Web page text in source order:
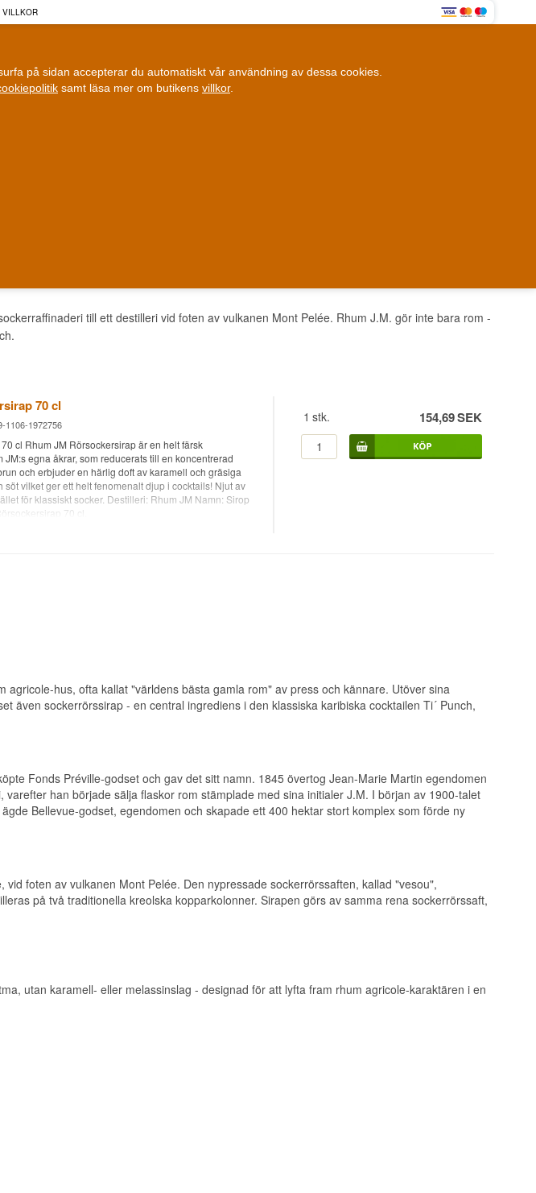
på sidan accepterar du automatiskt vår användning av dessa cookies.
samt läsa mer om butikens villkor.
VILLKOR
till ett destilleri vid foten av vulkanen Mont Pelée. Rhum J.M. gör inte bara rom -
70 cl
1106-1972756
cl Rhum JM Rörsockersirap är en helt färsk
egna åkrar, som reducerats till en koncentrerad
och erbjuder en härlig doft av karamell och gräsiga
söt vilket ger ett helt fenomenalt djup i cocktails! Njut av
för klassiskt socker. Destilleri: Rhum JM Namn: Sirop
70 cl.
1 stk. 154,69SEK
agricole-hus, ofta kallat "världens bästa gamla rom" av press och kännare. Utöver sina
även sockerrörssirap - en central ingrediens i den klassiska karibiska cocktailen Ti´ Punch,
Fonds Préville-godset och gav det sitt namn. 1845 övertog Jean-Marie Martin egendomen
han började sälja flaskor rom stämplade med sina initialer J.M. I början av 1900-talet
Bellevue-godset, egendomen och skapade ett 400 hektar stort komplex som förde ny
foten av vulkanen Mont Pelée. Den nypressade sockerrörssaften, kallad "vesou",
på två traditionella kreolska kopparkolonner. Sirapen görs av samma rena sockerrörssaft,
utan karamell- eller melassinslag - designad för att lyfta fram rhum agricole-karaktären i en